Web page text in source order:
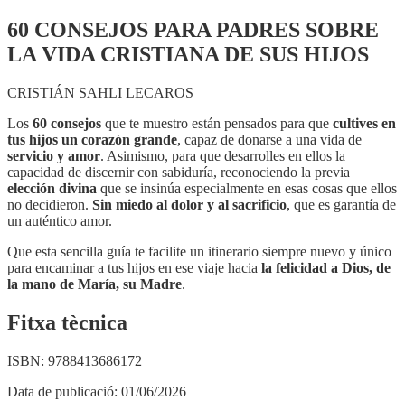
60 CONSEJOS PARA PADRES SOBRE
LA VIDA CRISTIANA DE SUS HIJOS
CRISTIÁN SAHLI LECAROS
Los 60 consejos que te muestro están pensados para que cultives en
tus hijos un corazón grande, capaz de donarse a una vida de
servicio y amor. Asimismo, para que desarrolles en ellos la
capacidad de discernir con sabiduría, reconociendo la previa
elección divina que se insinúa especialmente en esas cosas que ellos
no decidieron. Sin miedo al dolor y al sacrificio, que es garantía de
un auténtico amor.
Que esta sencilla guía te facilite un itinerario siempre nuevo y único
para encaminar a tus hijos en ese viaje hacia la felicidad a Dios, de
la mano de María, su Madre.
Fitxa tècnica
ISBN: 9788413686172
Data de publicació: 01/06/2026